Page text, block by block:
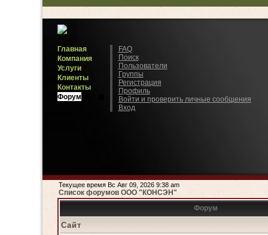
Главная
Компания
Услуги
Клиенты
Контакты
Форум
FAQ
Поиск
Пользователи
Группы
Регистрация
Профиль
Войти и проверить личные сообщения
Вход
Текущее время Вс Авг 09, 2026 9:38 am
Список форумов ООО "КОНСЭН"
Форум
Сайт